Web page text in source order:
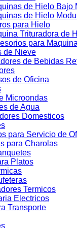
de Hielo Bajo
de Hielo
para Hielo
Trituradora de
para
de Nieve
de Bebidas
de Oficina
Microondas
de Agua
Domesticos
para Servicio de
para Charolas
Platos
Termicos
Electricos
Transporte